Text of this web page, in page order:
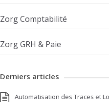
Zorg Comptabilité
Zorg GRH & Paie
Derniers articles
Automatisation des Traces et